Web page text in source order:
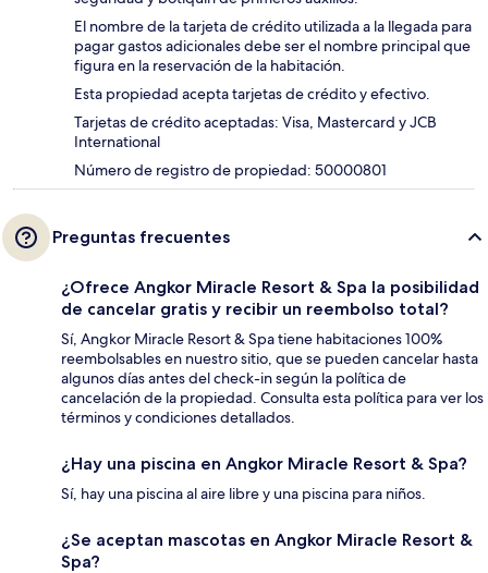
El nombre de la tarjeta de crédito utilizada a la llegada para
pagar gastos adicionales debe ser el nombre principal que
figura en la reservación de la habitación.
Esta propiedad acepta tarjetas de crédito y efectivo.
Tarjetas de crédito aceptadas: Visa, Mastercard y JCB
International
Número de registro de propiedad: 50000801
Preguntas frecuentes
¿Ofrece Angkor Miracle Resort & Spa la posibilidad
de cancelar gratis y recibir un reembolso total?
Sí, Angkor Miracle Resort & Spa tiene habitaciones 100%
reembolsables en nuestro sitio, que se pueden cancelar hasta
algunos días antes del check-in según la política de
cancelación de la propiedad. Consulta esta política para ver los
términos y condiciones detallados.
¿Hay una piscina en Angkor Miracle Resort & Spa?
Sí, hay una piscina al aire libre y una piscina para niños.
¿Se aceptan mascotas en Angkor Miracle Resort &
Spa?